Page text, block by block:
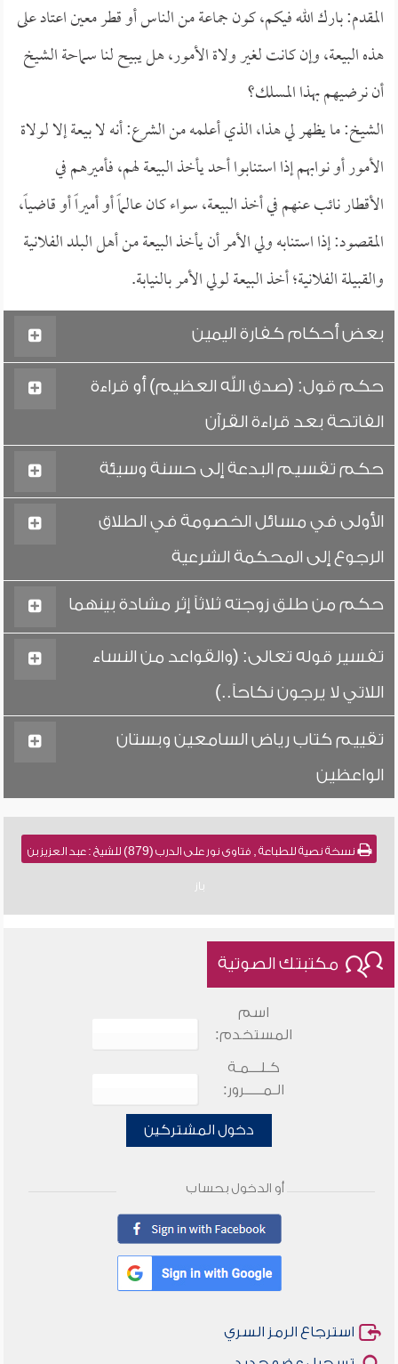
المقدم: بارك الله فيكم، كون جماعة من الناس أو قطر معين اعتاد على
هذه البيعة، وإن كانت لغير ولاة الأمور، هل يبيح لنا سماحة الشيخ
أن نرضيهم بهذا المسلك؟
الشيخ: ما يظهر لي هذا، الذي أعلمه من الشرع: أنه لا بيعة إلا لولاة
الأمور أو نوابهم إذا استنابوا أحد يأخذ البيعة لهم، فأميرهم في
الأقطار نائب عنهم في أخذ البيعة، سواء كان عالماً أو أميراً أو قاضياً،
المقصود: إذا استنابه ولي الأمر أن يأخذ البيعة من أهل البلد الفلانية
والقبيلة الفلانية؛ أخذ البيعة لولي الأمر بالنيابة.
بعض أحكام كفارة اليمين
حكم قول: (صدق الله العظيم) أو قراءة
الفاتحة بعد قراءة القرآن
حكم تقسيم البدعة إلى حسنة وسيئة
الأولى في مسائل الخصومة في الطلاق
الرجوع إلى المحكمة الشرعية
حكم من طلق زوجته ثلاثاً إثر مشادة بينهما
تفسير قوله تعالى: (والقواعد من النساء
اللاتي لا يرجون نكاحاً..)
تقييم كتاب رياض السامعين وبستان
الواعظين
نسخة نصية للطباعة , فتاوى نور على الدرب (879) للشيخ : عبد العزيز بن
باز
مكتبتك الصوتية
اسم
المستخدم:
كـلـــمـة
الـمـــــرور:
دخول المشتركين
أو الدخول بحساب
استرجاع الرمز السري